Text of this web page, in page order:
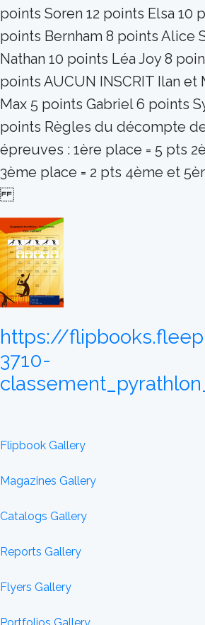
points Soren 12 points Elsa 10
points Bernham 8 points Alice
Nathan 10 points Léa Joy 8
points AUCUN INSCRIT Ilan
Max 5 points Gabriel 6 points
points Règles du décompte
épreuves : 1ère place = 5 pts
3ème place = 2 pts 4ème et
https://
3710-
Flipbook Gallery
Magazines Gallery
Catalogs Gallery
Reports Gallery
Flyers Gallery